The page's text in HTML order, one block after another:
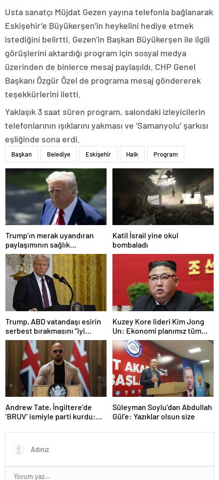
Usta sanatçı Müjdat Gezen yayına telefonla bağlanarak
Eskişehir’e Büyükerşen’in heykelini hediye etmek
istediğini belirtti. Gezen’in Başkan Büyükerşen ile ilgili
görüşlerini aktardığı program için sosyal medya
üzerinden de binlerce mesaj paylaşıldı. CHP Genel
Başkanı Özgür Özel de programa mesaj göndererek
teşekkürlerini iletti.
Yaklaşık 3 saat süren program, salondaki izleyicilerin
telefonlarının ışıklarını yakması ve ‘Samanyolu’ şarkısı
eşliğinde sona erdi.
Başkan Belediye Eskişehir Halk Program
Trump’ın merak uyandıran
paylaşımının sağlık
sistemiyle ilgili kararname
olduğu anlaşıldı
Katil İsrail yine okul
bombaladı
Trump, ABD vatandaşı esirin
serbest bırakmasını “iyi
niyetle atılmış bir adım”
olarak değerlendirdi
Kuzey Kore lideri Kim Jong
Un: Ekonomi planımız tüm
sektörlerde başarısız oldu
Andrew Tate, İngiltere’de
‘BRUV’ ismiyle parti kurdu:
propagandasını
yasaklayacağız’
Süleyman Soylu’dan Abdullah
Gül’e: Yazıklar olsun size